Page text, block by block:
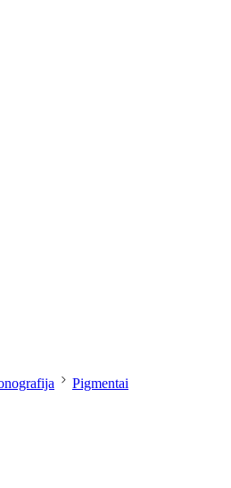
Pigmentai